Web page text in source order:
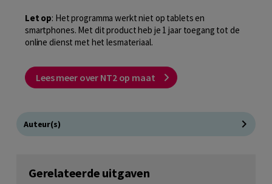
Let op: Het programma werkt niet op tablets en
smartphones. Met dit product heb je 1 jaar toegang tot de
online dienst met het lesmateriaal.
Lees meer over NT2 op maat
Auteur(s)
Gerelateerde uitgaven